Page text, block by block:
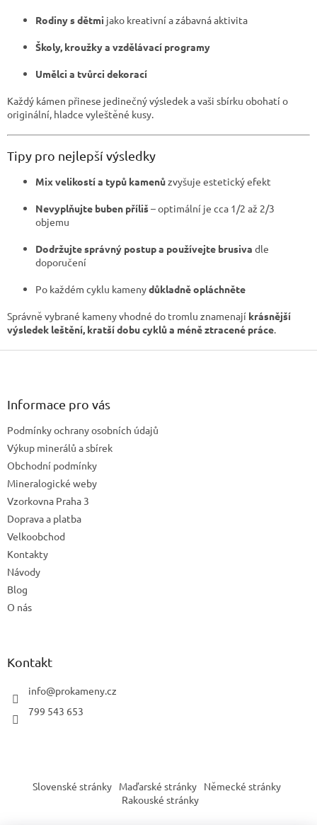
Rodiny s dětmi jako kreativní a zábavná aktivita
Školy, kroužky a vzdělávací programy
Umělci a tvůrci dekorací
Každý kámen přinese jedinečný výsledek a vaši sbírku obohatí o
originální, hladce vyleštěné kusy.
Tipy pro nejlepší výsledky
Mix velikostí a typů kamenůzvyšuje estetický efekt
Nevyplňujte buben příliš– optimální je cca 1/2 až 2/3
objemu
Dodržujte správný postup a používejte brusiva dle
doporučení
Po každém cyklu kamenydůkladně opláchněte
Správně vybrané kameny vhodné do tromlu znamenají krásnější
výsledek leštění, kratší dobu cyklů a méně ztracené práce.
Z
Informace pro vás
Podmínky ochrany osobních údajů
Výkup minerálů a sbírek
Obchodní podmínky
Mineralogické weby
Vzorkovna Praha 3
Doprava a platba
Velkoobchod
Kontakty
Návody
Blog
O nás
Kontakt
info@prokameny.cz
799 543 653
Slovenské stránky Maďarské stránky
Německé stránky
Rakouské stránky